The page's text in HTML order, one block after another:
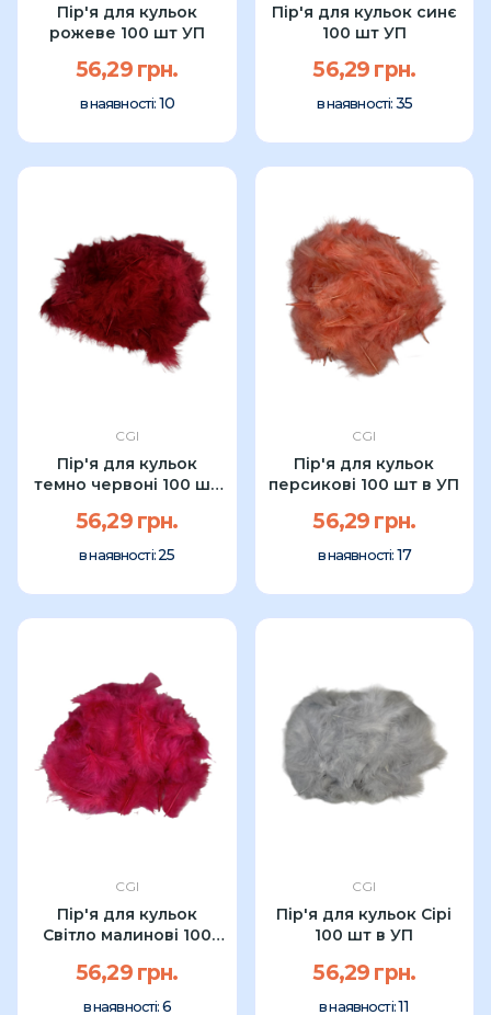
Пір'я для кульок
рожеве 100 шт УП
56,29 грн.
в наявності: 10
Пір'я для кульок синє
100 шт УП
56,29 грн.
в наявності: 35
CGI
Пір'я для кульок
темно червоні 100 шт
56,29 грн.
в наявності:25
CGI
Пір'я для кульок
персикові 100 шт в УП
56,29 грн.
в наявності: 17
CGI
Пір'я для кульок
Світло малинові 100
56,29 грн.
в наявності: 6
CGI
Пір'я для кульок Сірі
100 шт в УП
56,29 грн.
в наявності:11